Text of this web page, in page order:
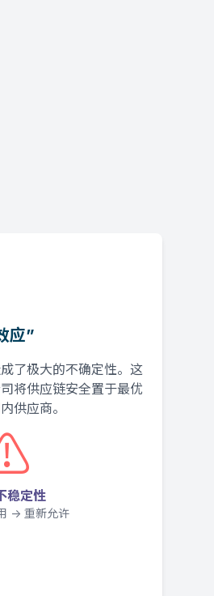
应”
了极大的不确定性。这
将供应链安全置于最优
供应商。
稳定性
-> 重新允许